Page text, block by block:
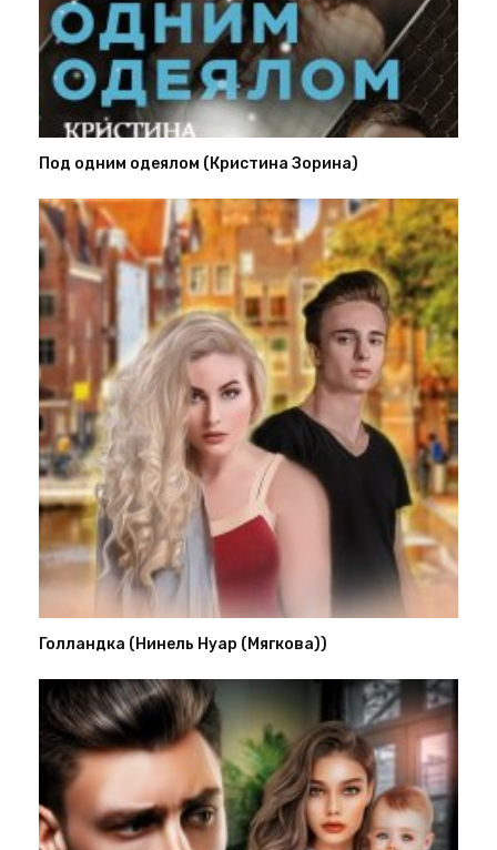
Под одним одеялом (Кристина Зорина)
Голландка (Нинель Нуар (Мягкова))